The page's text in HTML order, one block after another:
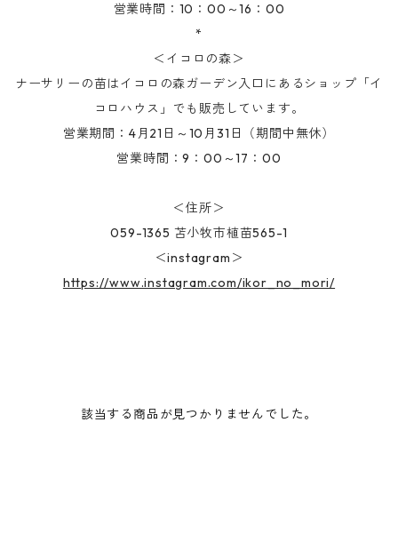
営業時間：10：00～16：00
*
＜イコロの森＞
ナーサリーの苗はイコロの森ガーデン入口にあるショップ「イ
コロハウス」でも販売しています。
営業期間：4月21日～10月31日（期間中無休）
営業時間：9：00～17：00
＜住所＞
059-1365 苫小牧市植苗565-1
＜instagram＞
https://www.instagram.com/ikor_no_mori/
該当する商品が見つかりませんでした。